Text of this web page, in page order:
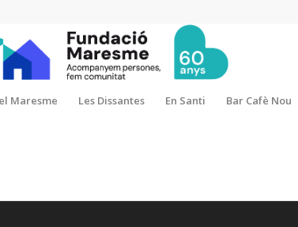
Maresme Les Dissantes En Santi Bar Cafè Nou